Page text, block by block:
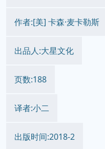
作者:[美] 卡森·麦卡勒斯
出品人:大星文化
页数:188
译者:小二
出版时间:2018-2